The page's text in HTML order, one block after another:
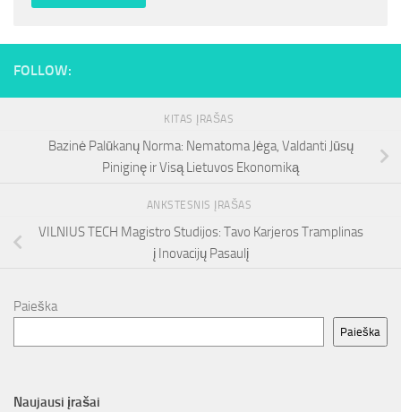
FOLLOW:
KITAS ĮRAŠAS
Bazinė Palūkanų Norma: Nematoma Jėga, Valdanti Jūsų
Piniginę ir Visą Lietuvos Ekonomiką
ANKSTESNIS ĮRAŠAS
VILNIUS TECH Magistro Studijos: Tavo Karjeros Tramplinas
į Inovacijų Pasaulį
Paieška
Paieška
Naujausi įrašai